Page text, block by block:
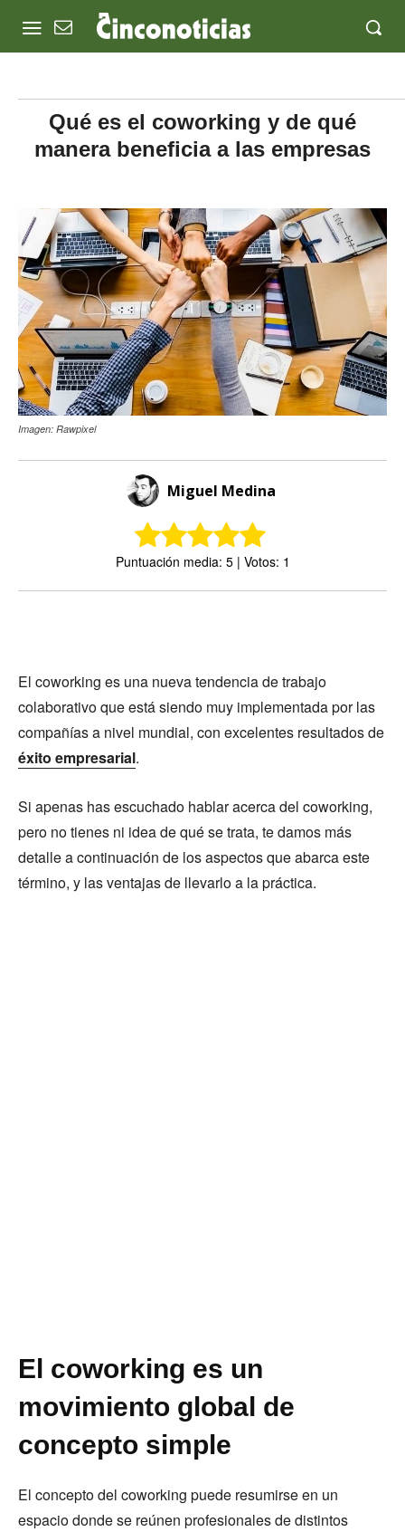
Qué es el coworking y de qué
manera beneficia a las empresas
Imagen: Rawpixel
Miguel Medina
Puntuación media: 5 | Votos: 1
El coworking es una nueva tendencia de trabajo
colaborativo que está siendo muy implementada por las
compañías a nivel mundial, con excelentes resultados de
éxito empresarial.
Si apenas has escuchado hablar acerca del coworking,
pero no tienes ni idea de qué se trata, te damos más
detalle a continuación de los aspectos que abarca este
término, y las ventajas de llevarlo a la práctica.
El coworking es un
movimiento global de
concepto simple
El concepto del coworking puede resumirse en un
espacio donde se reúnen profesionales de distintos